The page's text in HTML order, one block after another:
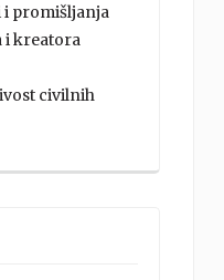
i promišljanja
i kreatora
civilnih